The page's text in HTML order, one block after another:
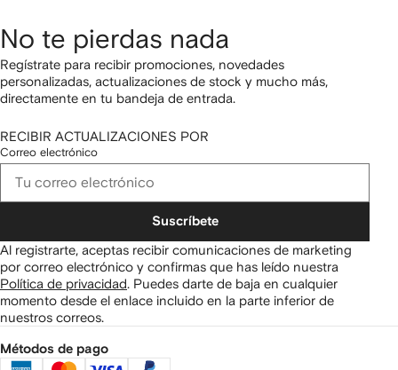
No te pierdas nada
Regístrate para recibir promociones, novedades
personalizadas, actualizaciones de stock y mucho más,
directamente en tu bandeja de entrada.
RECIBIR ACTUALIZACIONES POR
Correo electrónico
Suscríbete
Al registrarte, aceptas recibir comunicaciones de marketing
por correo electrónico y confirmas que has leído nuestra
Política de privacidad Puedes darte de baja en cualquier
momento desde el enlace incluido en la parte inferior de
nuestros correos.
Métodos de pago